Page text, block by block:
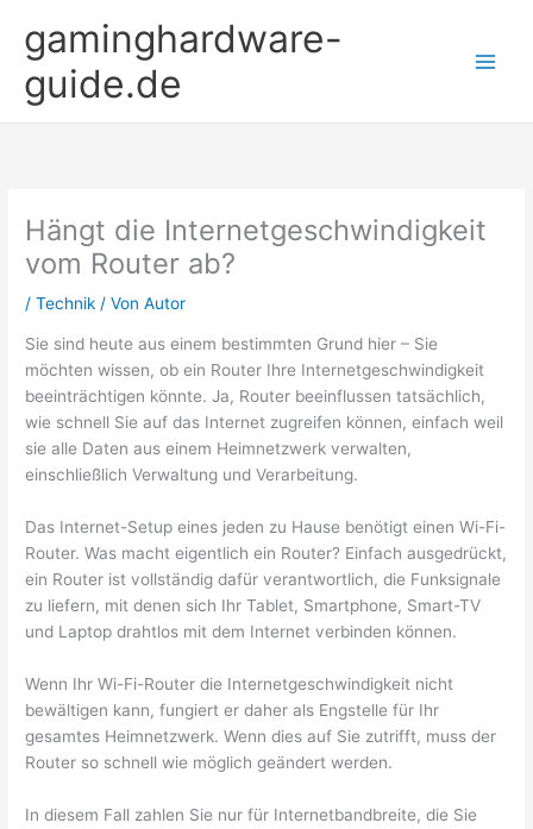
Inhalt
springen
gaminghardware-
guide.de
Hängt die Internetgeschwindigkeit
vom Router ab?
/Technik / VonAutor
Sie sind heute aus einem bestimmten Grund hier – Sie
möchten wissen, ob ein Router Ihre Internetgeschwindigkeit
beeinträchtigen könnte. Ja, Router beeinflussen tatsächlich,
wie schnell Sie auf das Internet zugreifen können, einfach weil
sie alle Daten aus einem Heimnetzwerk verwalten,
einschließlich Verwaltung und Verarbeitung.
Das Internet-Setup eines jeden zu Hause benötigt einen Wi-Fi-
Router. Was macht eigentlich ein Router? Einfach ausgedrückt,
ein Router ist vollständig dafür verantwortlich, die Funksignale
zu liefern, mit denen sich Ihr Tablet, Smartphone, Smart-TV
und Laptop drahtlos mit dem Internet verbinden können.
Wenn Ihr Wi-Fi-Router die Internetgeschwindigkeit nicht
bewältigen kann, fungiert er daher als Engstelle für Ihr
gesamtes Heimnetzwerk. Wenn dies auf Sie zutrifft, muss der
Router so schnell wie möglich geändert werden.
In diesem Fall zahlen Sie nur für Internetbandbreite, die Sie